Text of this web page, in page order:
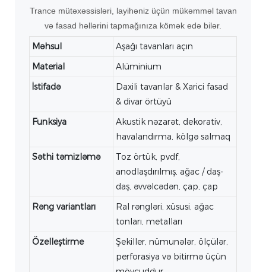
Trance mütəxəssisləri, layihəniz üçün mükəmməl tavan
və fasad həllərini tapmağınıza kömək edə bilər.
Məhsul
Aşağı tavanları açın
Material
Alüminium
İstifadə
Daxili tavanlar & Xarici fasad
& divar örtüyü
Funksiya
Akustik nəzarət, dekorativ,
havalandırma, kölgə salmaq
Səthi təmizləmə
Toz örtük, pvdf,
anodlaşdırılmış, ağac / daş-
daş, əvvəlcədən, çap, çap
Rəng variantları
Ral rəngləri, xüsusi, ağac
tonları, metalları
Özelleştirme
Şekiller, nümunələr, ölçülər,
perforasiya və bitirmə üçün